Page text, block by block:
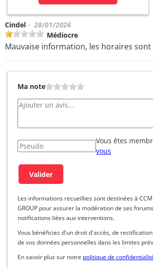
Cindel - 28/01/2026
Médiocre
Mauvaise information, les horaires
Ma note
Vous êtes
vous
Les informations recueillies sont destinées à CCM
GROUP pour assurer la modération de ses
notifications liées aux interventions.
Vous bénéficiez d'un droit d'accès, de
de vos données personnelles dans les limites
En savoir plus sur notre politique de